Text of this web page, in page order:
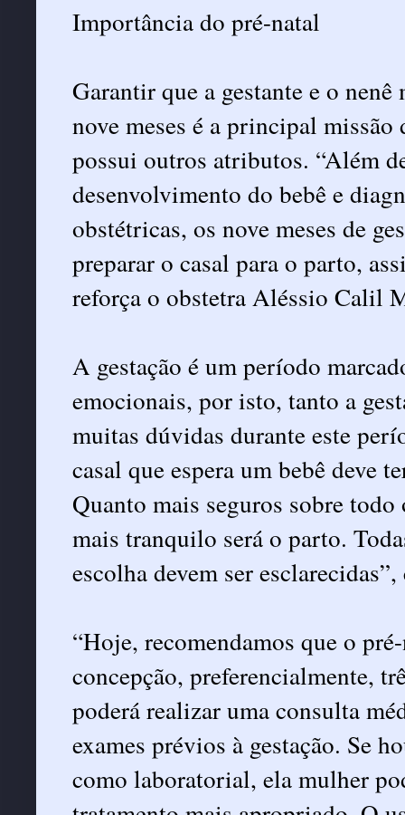
Importância do pré-natal
Garantir que a gestante e o
nove meses é a principal
possui outros atributos. “Além
desenvolvimento do bebê e
obstétricas, os nove meses de
preparar o casal para o parto,
reforça o obstetra Aléssio Calil
A gestação é um período
emocionais, por isto, tanto a
muitas dúvidas durante este
casal que espera um bebê deve
Quanto mais seguros sobre
mais tranquilo será o parto.
escolha devem ser
“Hoje, recomendamos que o
concepção, preferencialmente,
poderá realizar uma consulta
exames prévios à gestação. Se
como laboratorial, ela mulher